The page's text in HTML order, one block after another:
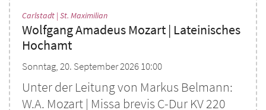
Carlstadt | St. Maximilian:
Wolfgang Amadeus Mozart | Lateinisches
Hochamt
Sonntag, 20. September 2026 10:00
Unter der Leitung von Markus Belmann:
W.A. Mozart | Missa brevis C-Dur KV 220